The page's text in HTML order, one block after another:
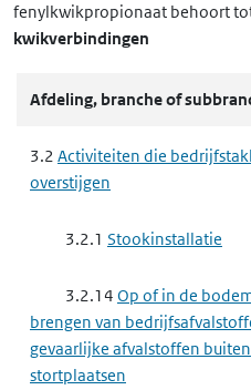
fenylkwikpropionaat behoort
kwikverbindingen
Afdeling, branche of
3.2 Activiteiten die
overstijgen
3.2.1 Stookinstallatie
3.2.14 Op of in de
brengen van
gevaarlijke afvalstoffen buiten
stortplaatsen